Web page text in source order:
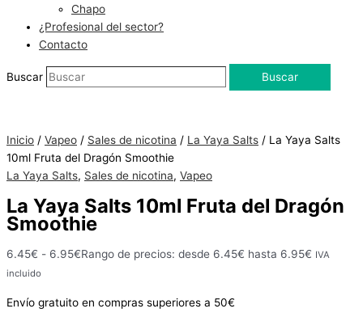
Chapo
¿Profesional del sector?
Contacto
Buscar Buscar
Inicio / Vapeo / Sales de nicotina / La Yaya Salts / La Yaya Salts
10ml Fruta del Dragón Smoothie
La Yaya Salts, Sales de nicotina, Vapeo
La Yaya Salts 10ml Fruta del Dragón
Smoothie
6.45€ - 6.95€Rango de precios: desde 6.45€ hasta 6.95€ IVA
incluido
Envío gratuito en compras superiores a 50€